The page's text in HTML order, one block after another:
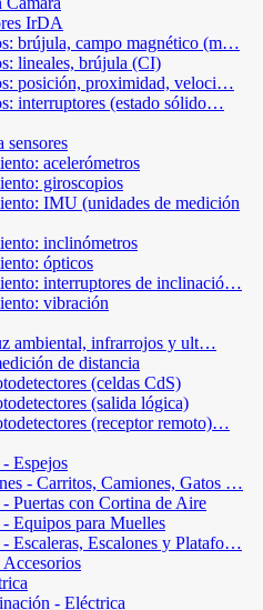
IrDA
brújula, campo magnético (m…
lineales, brújula (CI)
posición, proximidad, veloci…
interruptores (estado sólido…
sensores
acelerómetros
giroscopios
IMU (unidades de medición
inclinómetros
ópticos
interruptores de inclinació…
vibración
ambiental, infrarrojos y ult…
de distancia
(celdas CdS)
(salida lógica)
(receptor remoto)…
Espejos
- Carritos, Camiones, Gatos …
Puertas con Cortina de Aire
Equipos para Muelles
Escaleras, Escalones y Platafo…
- Eléctrica